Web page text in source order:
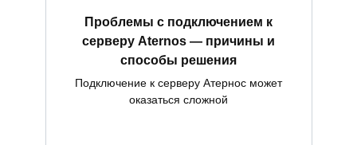
Проблемы с подключением к
серверу Aternos — причины и
способы решения
Подключение к серверу Атернос может
оказаться сложной